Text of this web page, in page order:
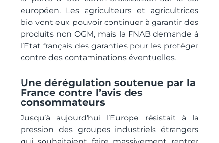
européen. Les agriculteurs et agricultrices
bio vont eux pouvoir continuer à garantir des
produits non OGM, mais la FNAB demande à
l’Etat français des garanties pour les protéger
contre des contaminations éventuelles.
Une dérégulation soutenue par la
France contre l’avis des
consommateurs
Jusqu’à aujourd’hui l’Europe résistait à la
pression des groupes industriels étrangers